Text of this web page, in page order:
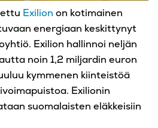
Exilion on kotimainen
energiaan keskittynyt
Exilion hallinnoi neljän
noin 1,2 miljardin euron
kymmenen kiinteistöä
Exilionin
suomalaisten eläkkeisiin